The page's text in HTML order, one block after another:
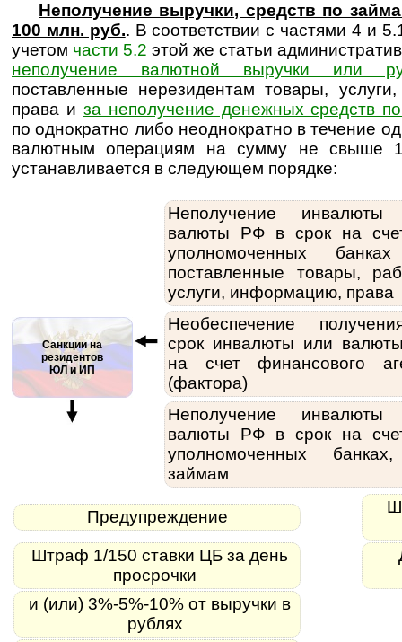
Неполучение выручки, средств по
100 млн. руб.. В соответствии с частями 4 и
учетом части 5.2 этой же статьи
неполучение валютной выручки или
поставленные нерезидентам товары,
права и за неполучение денежных средств
по однократно либо неоднократно в течение
валютным операциям на сумму не свыше
устанавливается в следующем порядке:
Санкции на
резидентов
ЮЛ и ИП
Неполучение инвалюты
валюты РФ в срок на
уполномоченных
поставленные товары,
услуги, информацию, права
Необеспечение
срок инвалюты или
на счет финансового
(фактора)
Неполучение инвалюты
валюты РФ в срок на
уполномоченных
займам
Предупреждение
Штраф 1/150 ставки ЦБ за день
просрочки
и (или) 3%-5%-10% от выручки в
рублях